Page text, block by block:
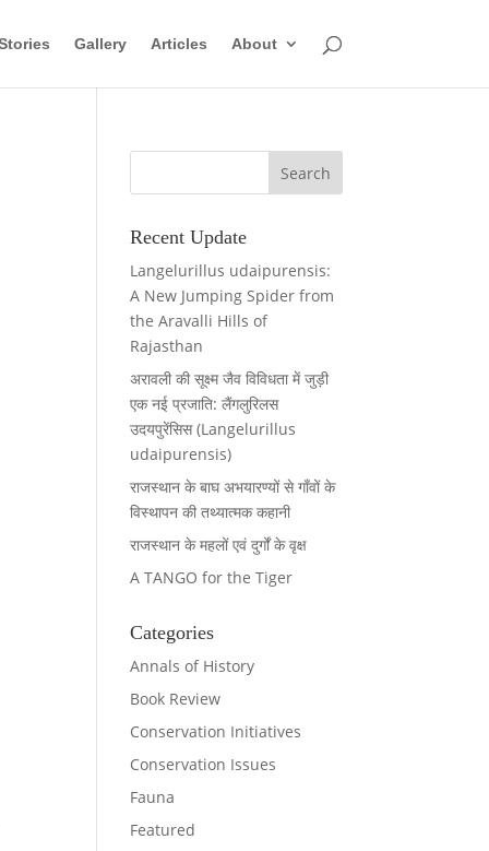
Gallery Articles About
Recent Update
Langelurillus udaipurensis:
A New Jumping Spider from
the Aravalli Hills of
Rajasthan
अरावली की सूक्ष्म जैव विविधता में जुड़ी
एक नई प्रजाति: लैंगलुरिलस
उदयपुरेंसिस (Langelurillus
udaipurensis)
राजस्थान के बाघ अभयारण्यों से गाँवों के
विस्थापन की तथ्यात्मक कहानी
राजस्थान के महलों एवं दुर्गों के वृक्ष
A TANGO for the Tiger
Categories
Annals of History
Book Review
Conservation Initiatives
Conservation Issues
Fauna
Featured